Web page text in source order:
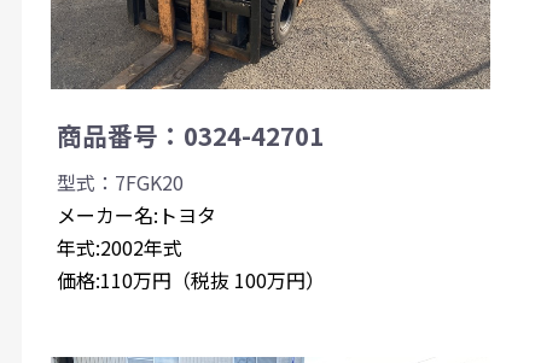
商品番号：0324-42701
型式：7FGK20
メーカー名:トヨタ
年式:2002年式
価格:110万円（税抜 100万円）